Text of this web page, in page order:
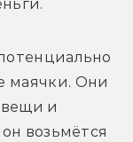
маячки. Они
и
возьмётся